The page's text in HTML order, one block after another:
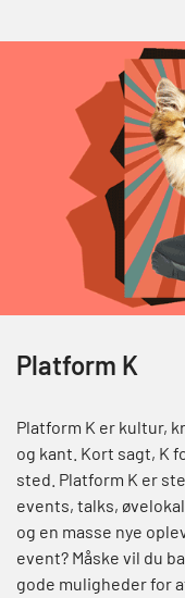
Platform K
Platform K er kultur,
og kant. Kort sagt, K
sted. Platform K er
events, talks,
og en masse nye
event? Måske vil du
gode muligheder for